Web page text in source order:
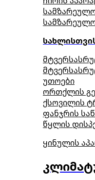
უთოები
ორთქლის
ქსოვილის
ფანჯრის
წყლის
ყინულის